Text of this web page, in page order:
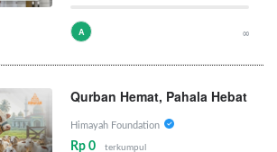
A ∞
Qurban Hemat, Pahala Hebat
Himayah Foundation
Rp 0 terkumpul